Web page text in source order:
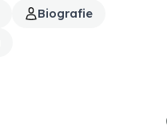
Biografie